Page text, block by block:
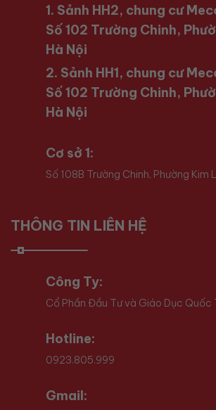
1. Sảnh HH2, chung cư
Số 102 Trường Chinh,
Hà Nội
2. Sảnh HH1, chung cư
Số 102 Trường Chinh,
Hà Nội
Cơ sở 1:
Số 108B Trường Chinh, Phường Kim
THÔNG TIN LIÊN HỆ
Công Ty:
Cổ Phần Đầu Tư và Giáo Dục Quốc
Hotline:
0923.805.999
Gmail: